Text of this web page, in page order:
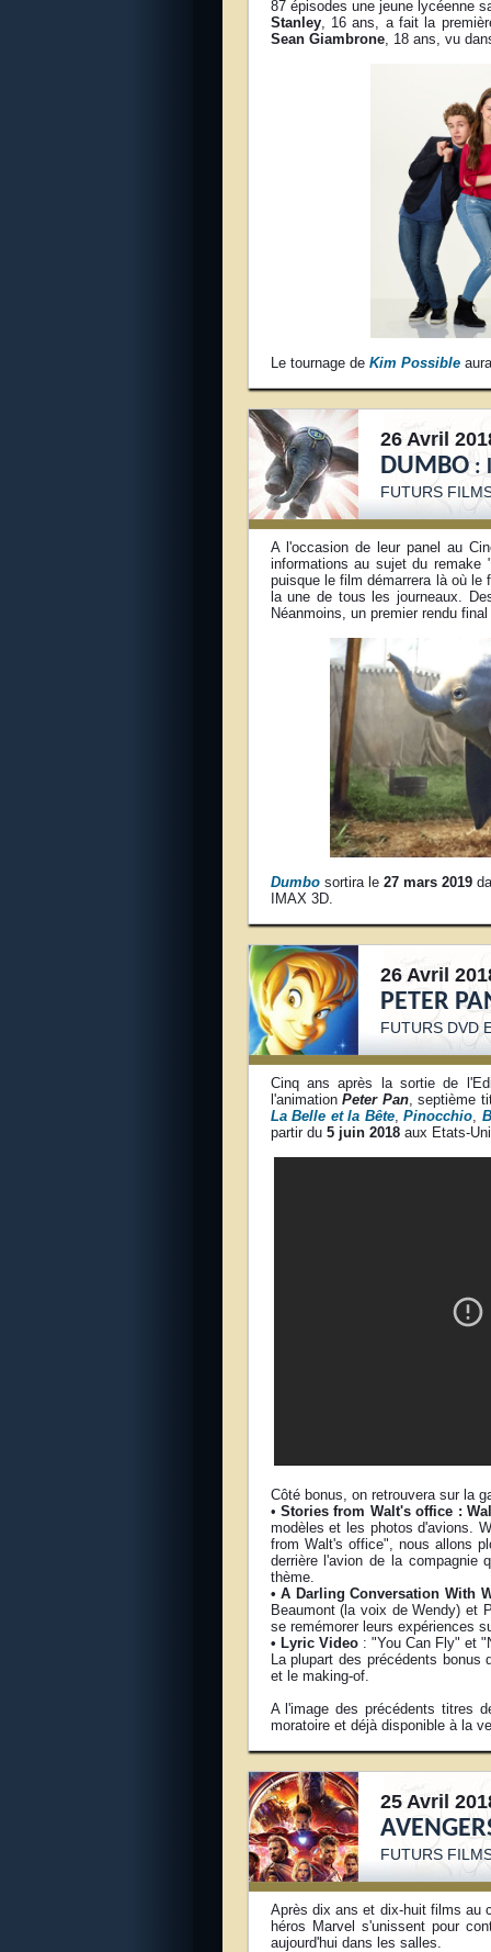
87 épisodes une jeune lycéenne
Stanley, 16 ans, a fait la
Sean Giambrone, 18 ans, vu
Le tournage de Kim Possible
26 Avril
DUMBO :
FUTURS
A l'occasion de leur panel au
informations au sujet du
puisque le film démarrera là où
la une de tous les journeaux.
Néanmoins, un premier rendu
Dumbosortira le 27 mars 2019
IMAX 3D.
26 Avril
PETER
FUTURS DVD
Cinq ans après la sortie de
l'animationPeter Pan, septième
La Belle et la Bête,Pinocchio,
partir du 5 juin 2018aux Etats-
Côté bonus, on retrouvera sur la
• Stories from Walt's office :
modèles et les photos d'avions.
from Walt's office", nous allons
derrière l'avion de la
thème.
• A Darling Conversation With
Beaumont (la voix de Wendy) et
se remémorer leurs expériences
• Lyric Video: "You Can Fly" et
La plupart des précédents
et le making-of.
A l'image des précédents titres
moratoire et déjà disponible à la
25 Avril
FUTURS
Après dix ans et dix-huit films au
héros Marvel s'unissent pour
aujourd'hui dans les salles.